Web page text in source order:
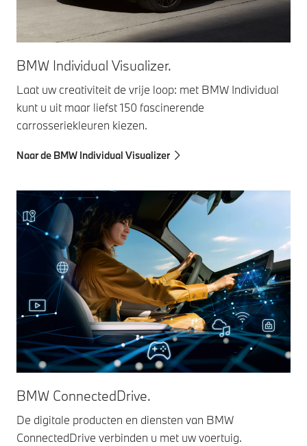
BMW Individual Visualizer.
Laat uw creativiteit de vrije loop: met BMW Individual
kunt u uit maar liefst 150 fascinerende
carrosseriekleuren kiezen.
Naar de BMW Individual Visualizer
BMW ConnectedDrive.
De digitale producten en diensten van BMW
ConnectedDrive verbinden u met uw voertuig.